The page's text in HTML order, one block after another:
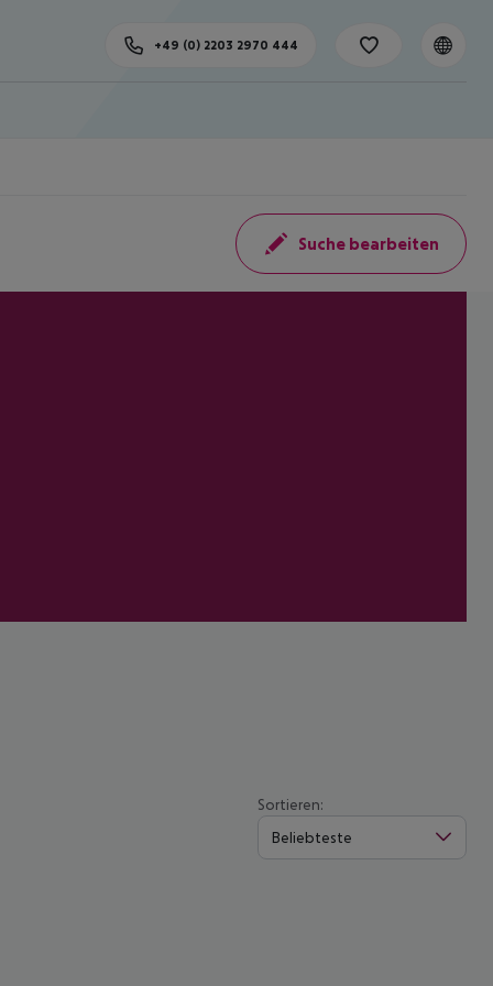
+49 (0) 2203 2970 444
Suche bearbeiten
Sortieren:
Beliebteste